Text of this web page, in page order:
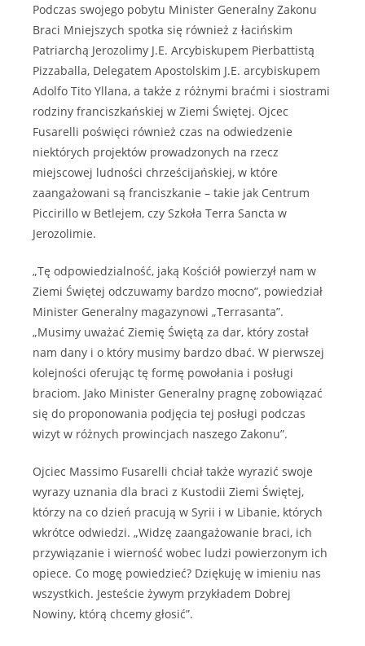
Podczas swojego pobytu Minister Generalny Zakonu
Braci Mniejszych spotka się również z łacińskim
Patriarchą Jerozolimy J.E. Arcybiskupem Pierbattistą
Pizzaballa, Delegatem Apostolskim J.E. arcybiskupem
Adolfo Tito Yllana, a także z różnymi braćmi i siostrami
rodziny franciszkańskiej w Ziemi Świętej. Ojcec
Fusarelli poświęci również czas na odwiedzenie
niektórych projektów prowadzonych na rzecz
miejscowej ludności chrześcijańskiej, w które
zaangażowani są franciszkanie – takie jak Centrum
Piccirillo w Betlejem, czy Szkoła Terra Sancta w
Jerozolimie.
„Tę odpowiedzialność, jaką Kościół powierzył nam w
Ziemi Świętej odczuwamy bardzo mocno”, powiedział
Minister Generalny magazynowi „Terrasanta”.
„Musimy uważać Ziemię Świętą za dar, który został
nam dany i o który musimy bardzo dbać. W pierwszej
kolejności oferując tę formę powołania i posługi
braciom. Jako Minister Generalny pragnę zobowiązać
się do proponowania podjęcia tej posługi podczas
wizyt w różnych prowincjach naszego Zakonu”.
Ojciec Massimo Fusarelli chciał także wyrazić swoje
wyrazy uznania dla braci z Kustodii Ziemi Świętej,
którzy na co dzień pracują w Syrii i w Libanie, których
wkrótce odwiedzi. „Widzę zaangażowanie braci, ich
przywiązanie i wierność wobec ludzi powierzonym ich
opiece. Co mogę powiedzieć? Dziękuję w imieniu nas
wszystkich. Jesteście żywym przykładem Dobrej
Nowiny, którą chcemy głosić”.